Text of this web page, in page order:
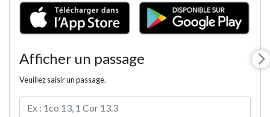
Afficher un passage
Veuillez saisir un passage.